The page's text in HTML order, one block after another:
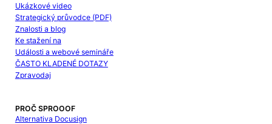
Ukázkové video
Strategický průvodce (PDF)
Znalosti a blog
Ke stažení na
Události a webové semináře
ČASTO KLADENÉ DOTAZY
Zpravodaj
PROČ SPROOOF
Alternativa Docusign